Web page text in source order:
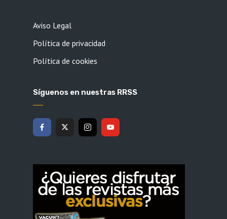
Aviso Legal
Política de privacidad
Política de cookies
Síguenos en nuestras RRSS